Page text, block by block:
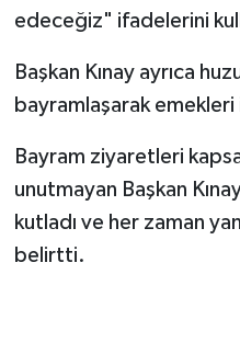
edeceğiz" ifadelerini
Başkan Kınay ayrıca
bayramlaşarak
Bayram ziyaretleri
unutmayan Başkan
kutladı ve her zaman
belirtti.